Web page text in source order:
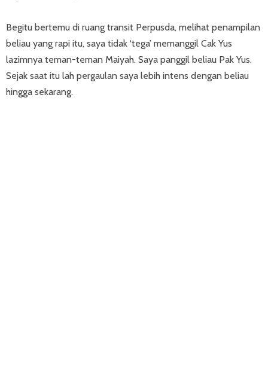
Begitu bertemu di ruang transit Perpusda, melihat penampilan
beliau yang rapi itu, saya tidak ‘tega’ memanggil Cak Yus
lazimnya teman-teman Maiyah. Saya panggil beliau Pak Yus.
Sejak saat itu lah pergaulan saya lebih intens dengan beliau
hingga sekarang.